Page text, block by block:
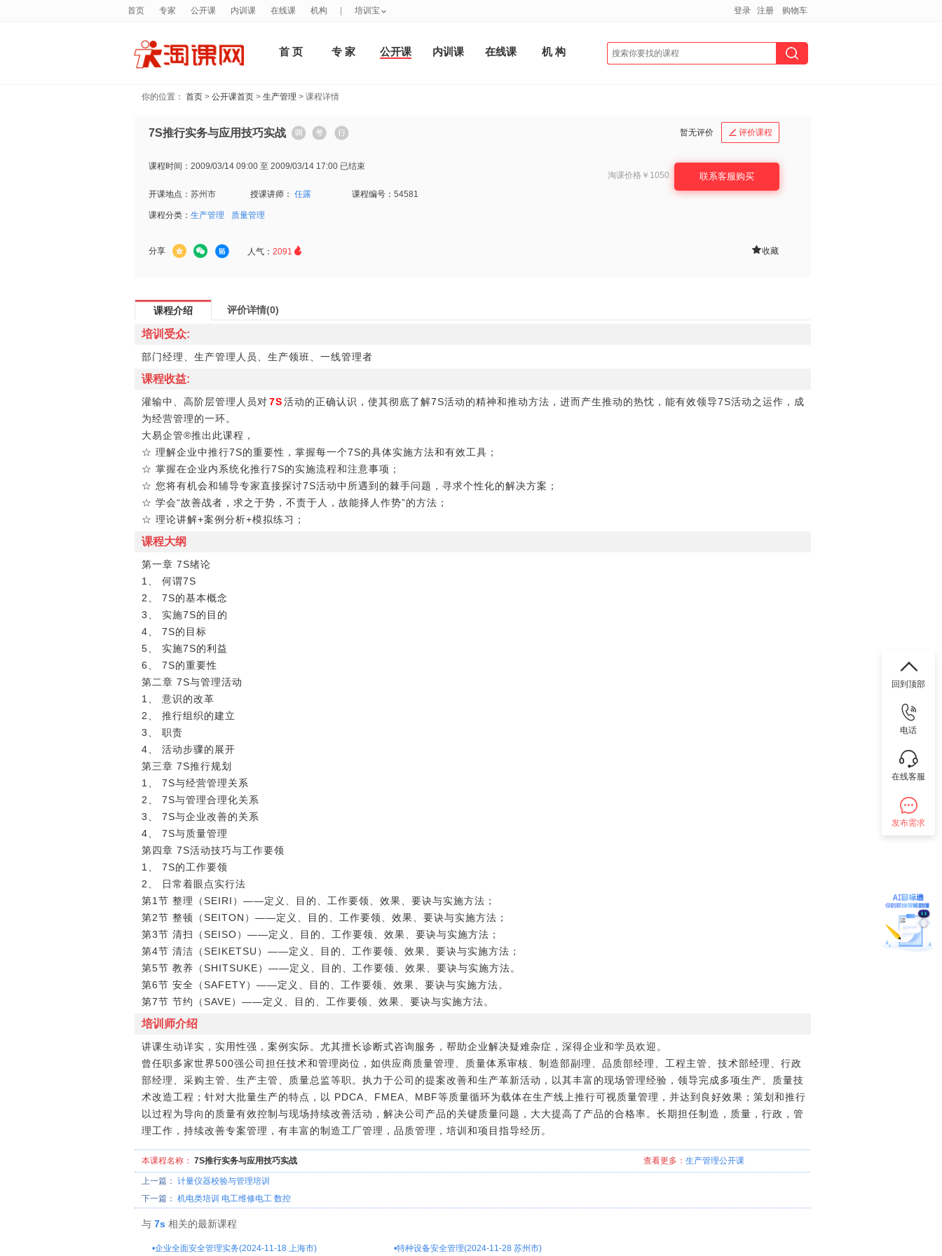
首 页 专 家 公开课 内训课 在线课 机 构
你的位置： 首页 > 公开课首页 > 生产管理 > 课程详情
7S推行实务与应用技巧实战 暂无评价  评价课程
课程时间： 2009/03/14 09:00 至 2009/03/14 17:00 已结束
开课地点： 苏州市 授课讲师： 任露 课程编号： 54581
课程分类： 生产管理 质量管理
淘课价格 ￥1050 联系客服购买
分享 人气： 2091  收藏
课程介绍 评价详情(0)
培训受众:
部门经理、生产管理人员、生产领班、一线管理者
课程收益:
灌输中、高阶层管理人员对7S活动的正确认识，使其彻底了解7S活动的精神和推动方法，进而产生推动的热忱，能有效领导7S活动之运作，成
为经营管理的一环。
大易企管®推出此课程，
☆ 理解企业中推行7S的重要性，掌握每一个7S的具体实施方法和有效工具；
☆ 掌握在企业内系统化推行7S的实施流程和注意事项；
☆ 您将有机会和辅导专家直接探讨7S活动中所遇到的棘手问题，寻求个性化的解决方案；
☆ 学会“故善战者，求之于势，不责于人，故能择人作势”的方法；
☆ 理论讲解+案例分析+模拟练习；
课程大纲
第一章 7S绪论
1、 何谓7S
2、 7S的基本概念
3、 实施7S的目的
4、 7S的目标
5、 实施7S的利益
6、 7S的重要性
第二章 7S与管理活动
1、 意识的改革
2、 推行组织的建立
3、 职责
4、 活动步骤的展开
第三章 7S推行规划
1、 7S与经营管理关系
2、 7S与管理合理化关系
3、 7S与企业改善的关系
4、 7S与质量管理
第四章 7S活动技巧与工作要领
1、 7S的工作要领
2、 日常着眼点实行法
第1节 整理（SEIRI）――定义、目的、工作要领、效果、要诀与实施方法；
第2节 整顿（SEITON）――定义、目的、工作要领、效果、要诀与实施方法；
第3节 清扫（SEISO）――定义、目的、工作要领、效果、要诀与实施方法；
第4节 清洁（SEIKETSU）――定义、目的、工作要领、效果、要诀与实施方法；
第5节 教养（SHITSUKE）――定义、目的、工作要领、效果、要诀与实施方法。
第6节 安全（SAFETY）――定义、目的、工作要领、效果、要诀与实施方法。
第7节 节约（SAVE）――定义、目的、工作要领、效果、要诀与实施方法。
培训师介绍
讲课生动详实，实用性强，案例实际。尤其擅长诊断式咨询服务，帮助企业解决疑难杂症，深得企业和学员欢迎。
曾任职多家世界500强公司担任技术和管理岗位，如供应商质量管理、质量体系审核、制造部副理、品质部经理、工程主管、技术部经理、行政
部经理、采购主管、生产主管、质量总监等职。执力于公司的提案改善和生产革新活动，以其丰富的现场管理经验，领导完成多项生产、质量技
术改造工程；针对大批量生产的特点，以 PDCA、FMEA、MBF等质量循环为载体在生产线上推行可视质量管理，并达到良好效果；策划和推行
以过程为导向的质量有效控制与现场持续改善活动，解决公司产品的关键质量问题，大大提高了产品的合格率。长期担任制造，质量，行政，管
理工作，持续改善专案管理，有丰富的制造工厂管理，品质管理，培训和项目指导经历。
本课程名称： 7S推行实务与应用技巧实战 查看更多： 生产管理公开课
上一篇： 计量仪器校验与管理培训
下一篇： 机电类培训 电工维修电工 数控
与 7s 相关的最新课程
•企业全面安全管理实务(2024-11-18 上海市) •特种设备安全管理(2024-11-28 苏州市)
首页 专家 公开课 内训课 在线课 机构 培训宝 登录 注册 购物车
回到顶部
电话
在线客服
发布需求